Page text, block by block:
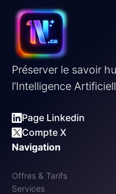
Préserver le savoir
l’Intelligence
Page Linkedin
Compte X
Navigation
Offres & Tarifs
Services